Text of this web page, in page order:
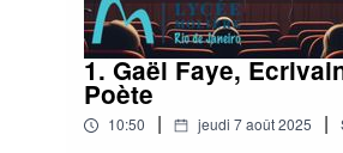
1. Gaël Faye,
Poète
10:50 | jeudi 7 août 2025 |